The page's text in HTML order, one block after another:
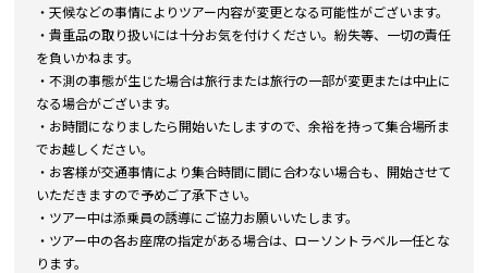
・天候などの事情によりツアー内容が変更となる可能性がございます。
・貴重品の取り扱いには十分お気を付けください。紛失等、一切の責任
を負いかねます。
・不測の事態が生じた場合は旅行または旅行の一部が変更または中止に
なる場合がございます。
・お時間になりましたら開始いたしますので、余裕を持って集合場所ま
でお越しください。
・お客様が交通事情により集合時間に間に合わない場合も、開始させて
いただきますので予めご了承下さい。
・ツアー中は添乗員の誘導にご協力お願いいたします。
・ツアー中の各お座席の指定がある場合は、ローソントラベル一任とな
ります。